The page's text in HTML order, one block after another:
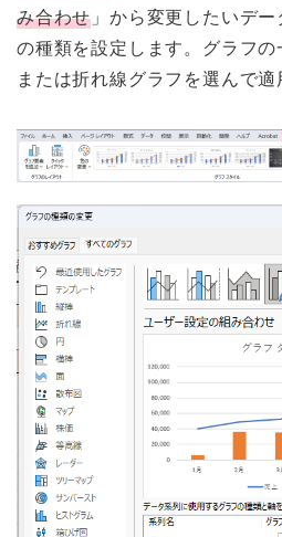
み合わせ 」から変更したいデ
の種類を設定します。グラフ
または折れ線グラフを選んで適